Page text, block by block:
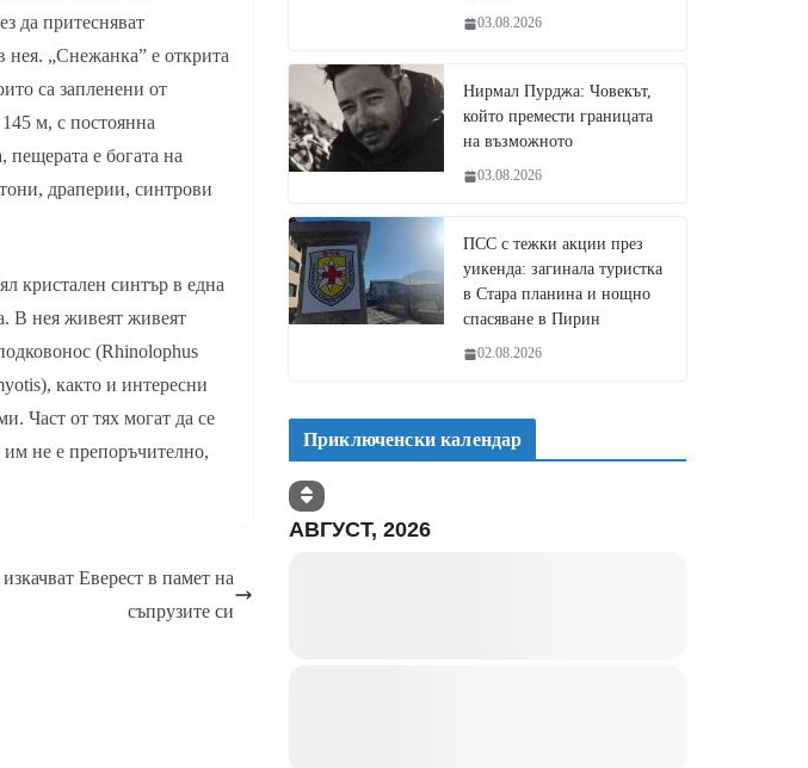
да притесняват
„Снежанка” е открита
са запленени от
м, с постоянна
пещерата е богата на
драперии, синтрови
кристален синтър в една
В нея живеят живеят
(Rhinolophus
както и интересни
Част от тях могат да се
им не е препоръчително,
Еверест в памет на
съпрузите си
03.08.2026
Нирмал Пурджа: Човекът,
който премести границата
на възможното
03.08.2026
ПСС с тежки акции през
уикенда: загинала туристка
в Стара планина и нощно
спасяване в Пирин
02.08.2026
Приключенски календар
АВГУСТ, 2026